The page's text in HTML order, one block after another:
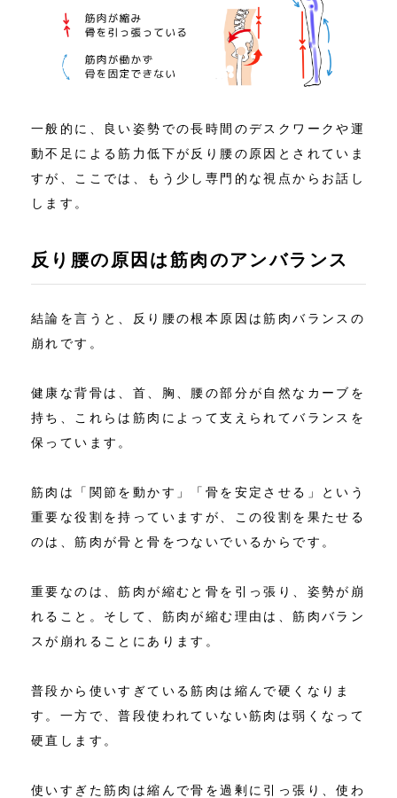
一般的に、良い姿勢での長時間のデスクワークや運
動不足による筋力低下が反り腰の原因とされていま
すが、ここでは、もう少し専門的な視点からお話し
します。
反り腰の原因は筋肉のアンバランス
結論を言うと、反り腰の根本原因は筋肉バランスの
崩れです。
健康な背骨は、首、胸、腰の部分が自然なカーブを
持ち、これらは筋肉によって支えられてバランスを
保っています。
筋肉は「関節を動かす」「骨を安定させる」という
重要な役割を持っていますが、この役割を果たせる
のは、筋肉が骨と骨をつないでいるからです。
重要なのは、筋肉が縮むと骨を引っ張り、姿勢が崩
れること。そして、筋肉が縮む理由は、筋肉バラン
スが崩れることにあります。
普段から使いすぎている筋肉は縮んで硬くなりま
す。一方で、普段使われていない筋肉は弱くなって
硬直します。
使いすぎた筋肉は縮んで骨を過剰に引っ張り、使わ